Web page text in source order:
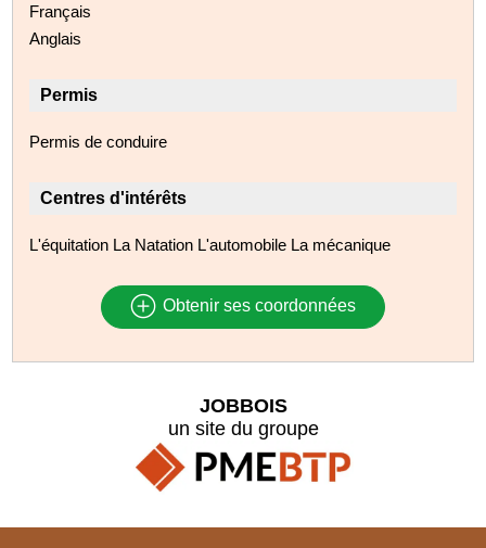
Français
Anglais
Permis
Permis de conduire
Centres d'intérêts
L'équitation La Natation L'automobile La mécanique
Obtenir ses coordonnées
JOBBOIS
un site du groupe